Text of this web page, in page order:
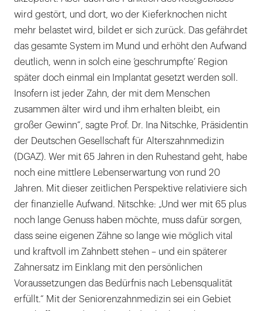
wird gestört, und dort, wo der Kieferknochen nicht
mehr belastet wird, bildet er sich zurück. Das gefährdet
das gesamte System im Mund und erhöht den Aufwand
deutlich, wenn in solch eine ’geschrumpfte’ Region
später doch einmal ein Implantat gesetzt werden soll.
Insofern ist jeder Zahn, der mit dem Menschen
zusammen älter wird und ihm erhalten bleibt, ein
großer Gewinn“, sagte Prof. Dr. Ina Nitschke, Präsidentin
der Deutschen Gesellschaft für Alterszahnmedizin
(DGAZ). Wer mit 65 Jahren in den Ruhestand geht, habe
noch eine mittlere Lebenserwartung von rund 20
Jahren. Mit dieser zeitlichen Perspektive relativiere sich
der finanzielle Aufwand. Nitschke: „Und wer mit 65 plus
noch lange Genuss haben möchte, muss dafür sorgen,
dass seine eigenen Zähne so lange wie möglich vital
und kraftvoll im Zahnbett stehen – und ein späterer
Zahnersatz im Einklang mit den persönlichen
Voraussetzungen das Bedürfnis nach Lebensqualität
erfüllt.“ Mit der Seniorenzahnmedizin sei ein Gebiet